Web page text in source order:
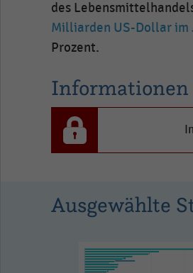
des
Milliarden US-Dollar im
Prozent.
Ausgewählte